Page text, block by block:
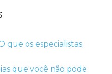
que os especialistas
que você não pode